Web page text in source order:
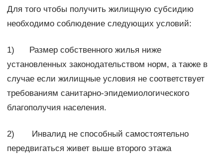
Для того чтобы получить жилищную субсидию
необходимо соблюдение следующих условий:
1) Размер собственного жилья ниже
установленных законодательством норм, а также в
случае если жилищные условия не соответствует
требованиям санитарно-эпидемиологического
благополучия населения.
2) Инвалид не способный самостоятельно
передвигаться живет выше второго этажа